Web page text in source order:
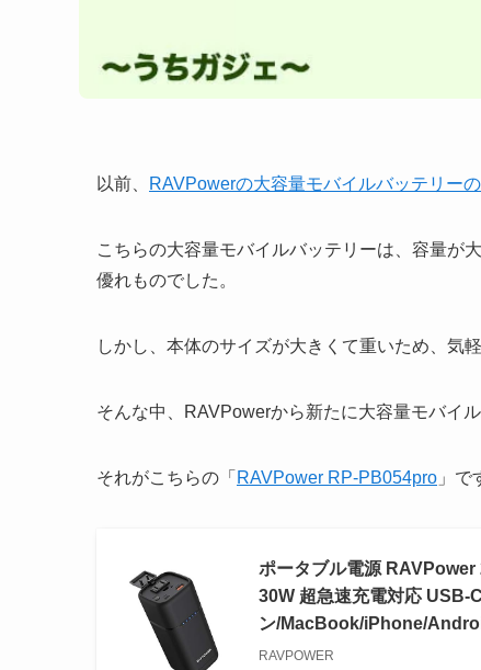
以前、 RAVPowerの大容量モバイルバッテリー
こちらの大容量モバイルバッテリーは、容量が
優れものでした。
しかし、本体のサイズが大きくて重いため、気
そんな中、RAVPowerから新たに大容量モバイ
それがこちらの「 RAVPower RP-PB054pro 」で
ポータブル電源
30W 超急速充電対応 USB-
ン/MacBook/iPhone/
RAVPOWER